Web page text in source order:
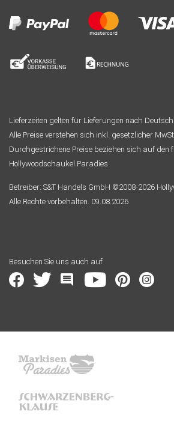
Lieferzeiten gelten für Lieferungen nach
Alle Preise verstehen sich inkl. gesetzlicher
Durchgestrichene Preise beziehen sich auf den
Hollywoodschaukel Paradies
Betreiber: S&T Handels GmbH ©2008-2026
Alle Rechte vorbehalten. 09.08.2026
Besuchen Sie uns auch auf